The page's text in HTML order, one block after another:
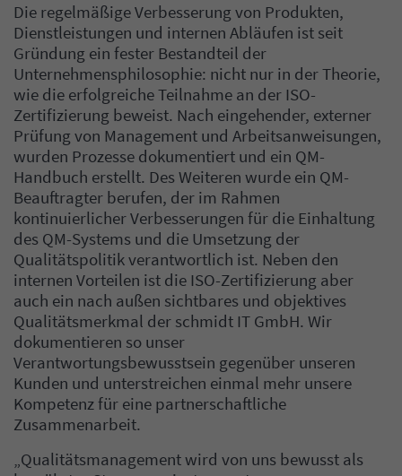
Die regelmäßige Verbesserung von Produkten,
Dienstleistungen und internen Abläufen ist seit
Gründung ein fester Bestandteil der
Unternehmensphilosophie: nicht nur in der Theorie,
wie die erfolgreiche Teilnahme an der ISO-
Zertifizierung beweist. Nach eingehender, externer
Prüfung von Management und Arbeitsanweisungen,
wurden Prozesse dokumentiert und ein QM-
Handbuch erstellt. Des Weiteren wurde ein QM-
Beauftragter berufen, der im Rahmen
kontinuierlicher Verbesserungen für die Einhaltung
des QM-Systems und die Umsetzung der
Qualitätspolitik verantwortlich ist. Neben den
internen Vorteilen ist die ISO-Zertifizierung aber
auch ein nach außen sichtbares und objektives
Qualitätsmerkmal der schmidt IT GmbH. Wir
dokumentieren so unser
Verantwortungsbewusstsein gegenüber unseren
Kunden und unterstreichen einmal mehr unsere
Kompetenz für eine partnerschaftliche
Zusammenarbeit.
„Qualitätsmanagement wird von uns bewusst als